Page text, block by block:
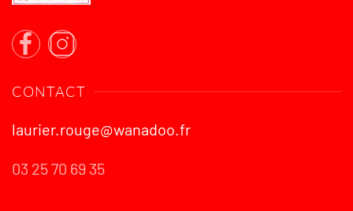
CONTACT
laurier.rouge@wanadoo.fr
03 25 70 69 35